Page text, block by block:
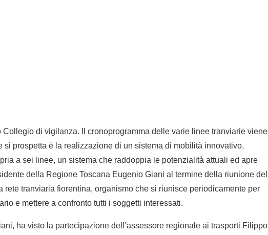
Collegio di vigilanza. Il cronoprogramma delle varie linee tranviarie viene
si prospetta è la realizzazione di un sistema di mobilità innovativo,
a sei linee, un sistema che raddoppia le potenzialità attuali ed apre
della Regione Toscana Eugenio Giani al termine della riunione del
tranviaria fiorentina, organismo che si riunisce periodicamente per
e mettere a confronto tutti i soggetti interessati.
ha visto la partecipazione dell’assessore regionale ai trasporti Filippo